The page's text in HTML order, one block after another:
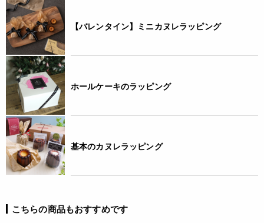
【バレンタイン】ミニカヌレラッピング
ホールケーキのラッピング
基本のカヌレラッピング
こちらの商品もおすすめです